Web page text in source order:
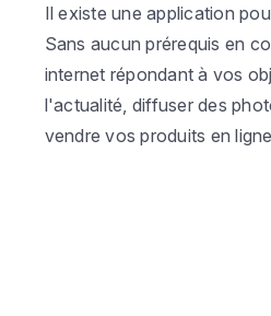
Il existe une application
Sans aucun prérequis en
internet répondant à vos
l'actualité, diffuser des
vendre vos produits en